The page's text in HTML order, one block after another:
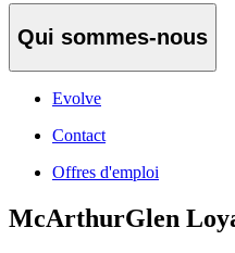
Qui sommes-nous
Evolve
Contact
Offres d'emploi
McArthurGlen